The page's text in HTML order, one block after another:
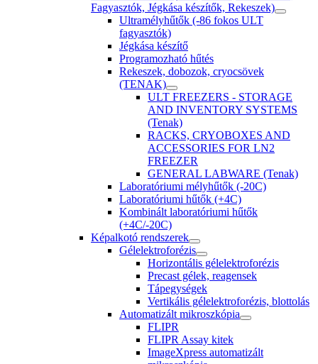
Fagyasztók, Jégkása készítők, Rekeszek)
Ultramélyhűtők (-86 fokos ULT
fagyasztók)
Jégkása készítő
Programozható hűtés
Rekeszek, dobozok, cryocsövek
(TENAK)
ULT FREEZERS - STORAGE
AND INVENTORY SYSTEMS
(Tenak)
RACKS, CRYOBOXES AND
ACCESSORIES FOR LN2
FREEZER
GENERAL LABWARE (Tenak)
Laboratóriumi mélyhűtők (-20C)
Laboratóriumi hűtők (+4C)
Kombinált laboratóriumi hűtők
(+4C/-20C)
Képalkotó rendszerek
Gélelektroforézis
Horizontális gélelektroforézis
Precast gélek, reagensek
Tápegységek
Vertikális gélelektroforézis, blottolás
Automatizált mikroszkópia
FLIPR
FLIPR Assay kitek
ImageXpress automatizált